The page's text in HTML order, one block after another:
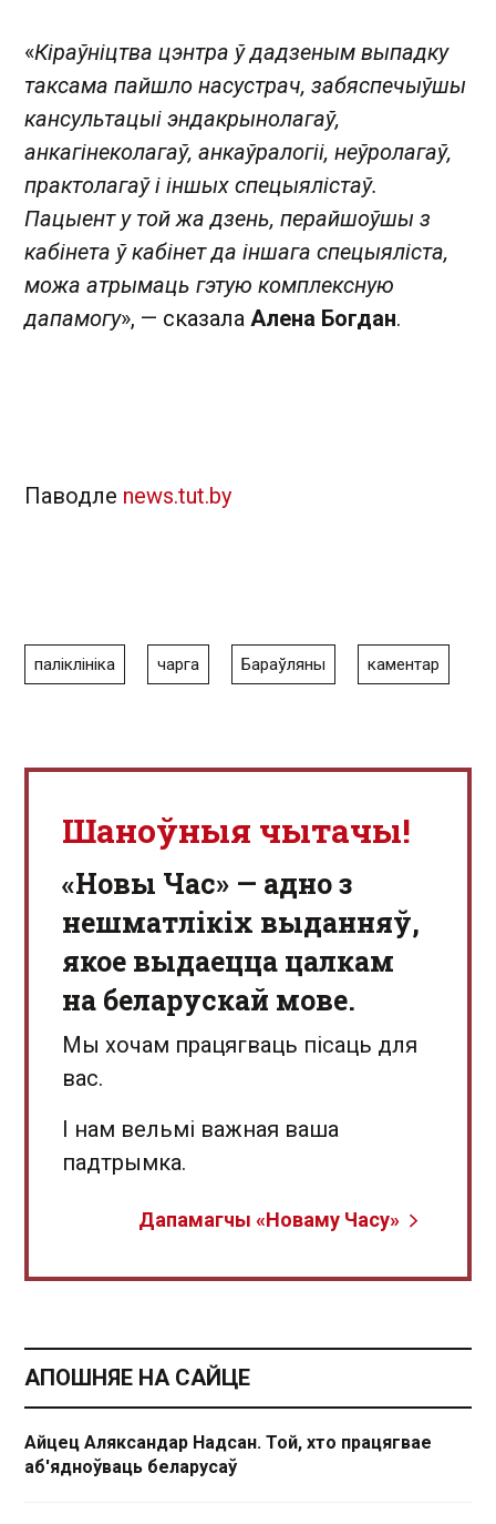
«Кіраўніцтва цэнтра ў дадзеным выпадку
таксама пайшло насустрач, забяспечыўшы
кансультацыі эндакрынолагаў,
анкагінеколагаў, анкаўралогіі, неўролагаў,
практолагаў і іншых спецыялістаў.
Пацыент у той жа дзень, перайшоўшы з
кабінета ў кабінет да іншага спецыяліста,
можа атрымаць гэтую комплексную
дапамогу», — сказала Алена Богдан.
Паводле news.tut.by
паліклініка чарга Бараўляны каментар
Шаноўныя чытачы!
«Новы Час» — адно з
нешматлікіх выданняў,
якое выдаецца цалкам
на беларускай мове.
Мы хочам працягваць пісаць для
вас.
І нам вельмі важная ваша
падтрымка.
Дапамагчы «Новаму Часу»
АПОШНЯЕ НА САЙЦЕ
Айцец Аляксандар Надсан. Той, хто працягвае
аб'ядноўваць беларусаў